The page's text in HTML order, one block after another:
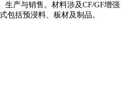
生产与销售。材料涉及CF/GF增强
包括预浸料、板材及制品。